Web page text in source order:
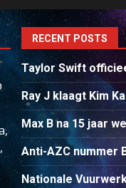
RECENT POSTS
Taylor Swift
Ray J klaagt Kim
Max B na 15 jaar
Anti-AZC nummer
Nationale